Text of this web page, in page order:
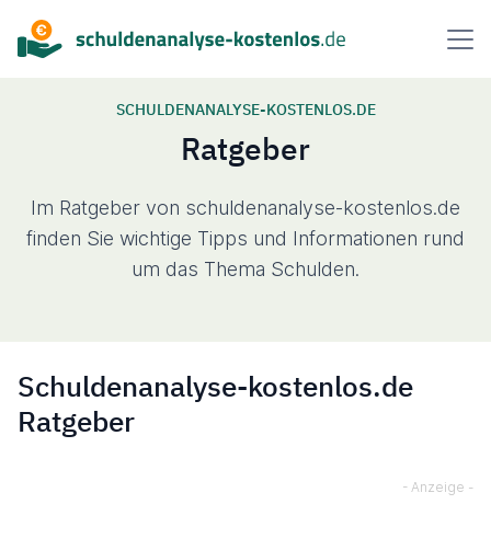
springen
Über uns
Ratgeber
SCHULDENANALYSE-KOSTENLOS.DE
Ratgeber
Im Ratgeber von schuldenanalyse-kostenlos.de
finden Sie wichtige Tipps und Informationen rund
um das Thema Schulden.
Schuldenanalyse-kostenlos.de
Ratgeber